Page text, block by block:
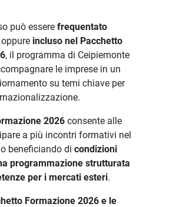
può essere frequentato
oppure incluso nel Pacchetto
, il programma di Ceipiemonte
le imprese in un
su temi chiave per
2026consente alle
a più incontri formativi nel
beneficiando di condizioni
programmazione strutturata
per i mercati esteri.
Formazione 2026 e le